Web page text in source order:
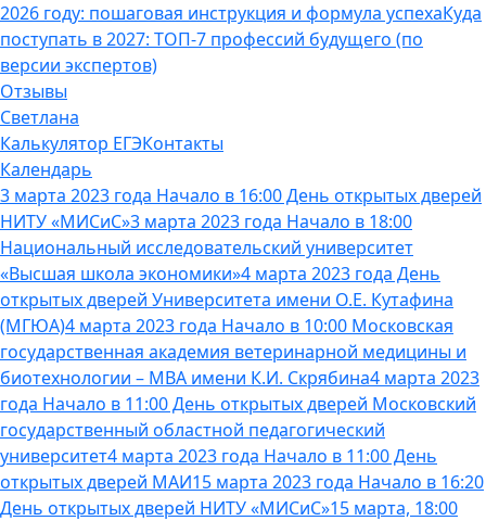
2026 году: пошаговая инструкция и формула успехаКуда
поступать в 2027: ТОП-7 профессий будущего (по
версии экспертов)
Отзывы
Светлана
Калькулятор ЕГЭКонтакты
Календарь
3 марта 2023 года Начало в 16:00 День открытых дверей
НИТУ «МИСиС»3 марта 2023 года Начало в 18:00
Национальный исследовательский университет
«Высшая школа экономики»4 марта 2023 года День
открытых дверей Университета имени О.Е. Кутафина
(МГЮА)4 марта 2023 года Начало в 10:00 Московская
государственная академия ветеринарной медицины и
биотехнологии – МВА имени К.И. Скрябина4 марта 2023
года Начало в 11:00 День открытых дверей Московский
государственный областной педагогический
университет4 марта 2023 года Начало в 11:00 День
открытых дверей МАИ15 марта 2023 года Начало в 16:20
День открытых дверей НИТУ «МИСиС»15 марта, 18:00